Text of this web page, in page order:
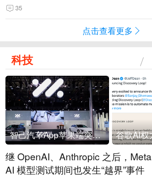
35
点击查看更多
科技
智己汽车App苹果端突然“下架”
继 OpenAI、Anthropic 之后，Meta
AI 模型测试期间也发生“越界”事件